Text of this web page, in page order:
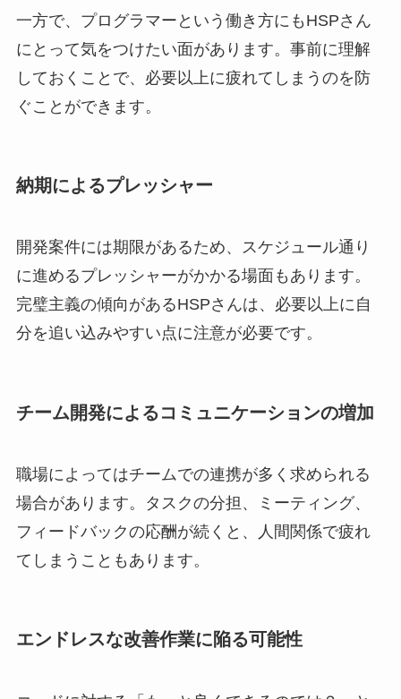
一方で、プログラマーという働き方にもHSPさん
にとって気をつけたい面があります。事前に理解
しておくことで、必要以上に疲れてしまうのを防
ぐことができます。
納期によるプレッシャー
開発案件には期限があるため、スケジュール通り
に進めるプレッシャーがかかる場面もあります。
完璧主義の傾向があるHSPさんは、必要以上に自
分を追い込みやすい点に注意が必要です。
チーム開発によるコミュニケーションの増加
職場によってはチームでの連携が多く求められる
場合があります。タスクの分担、ミーティング、
フィードバックの応酬が続くと、人間関係で疲れ
てしまうこともあります。
エンドレスな改善作業に陥る可能性